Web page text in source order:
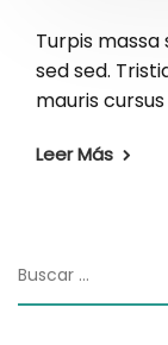
Turpis
sed sed.
mauris
Leer Más